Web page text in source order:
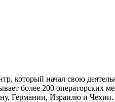
который начал свою
более 200 операторских
Германии, Израилю и Чехии.